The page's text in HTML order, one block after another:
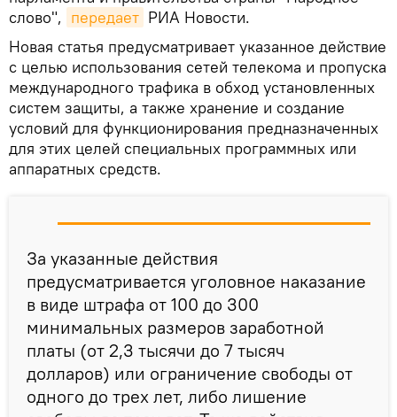
слово", передает РИА Новости.
Новая статья предусматривает указанное действие
с целью использования сетей телекома и пропуска
международного трафика в обход установленных
систем защиты, а также хранение и создание
условий для функционирования предназначенных
для этих целей специальных программных или
аппаратных средств.
За указанные действия
предусматривается уголовное наказание
в виде штрафа от 100 до 300
минимальных размеров заработной
платы (от 2,3 тысячи до 7 тысяч
долларов) или ограничение свободы от
одного до трех лет, либо лишение